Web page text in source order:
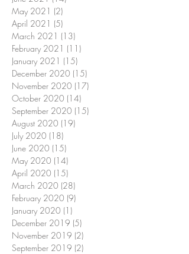
May 2021 (2)
April 2021 (5)
March 2021 (13)
February 2021 (11)
January 2021 (15)
December 2020 (15)
November 2020 (17)
October 2020 (14)
September 2020 (15)
August 2020 (19)
July 2020 (18)
June 2020 (15)
May 2020 (14)
April 2020 (15)
March 2020 (28)
February 2020 (9)
January 2020 (1)
December 2019 (5)
November 2019 (2)
September 2019 (2)